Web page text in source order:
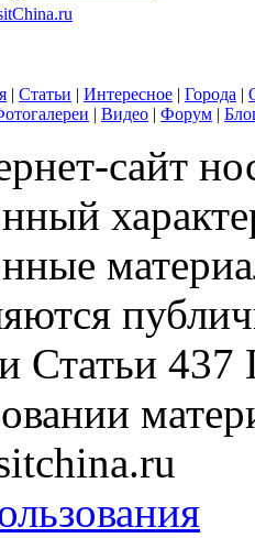
| Статьи | Интересное | Города |
| Видео | Форум |
сайт
Статьи 437